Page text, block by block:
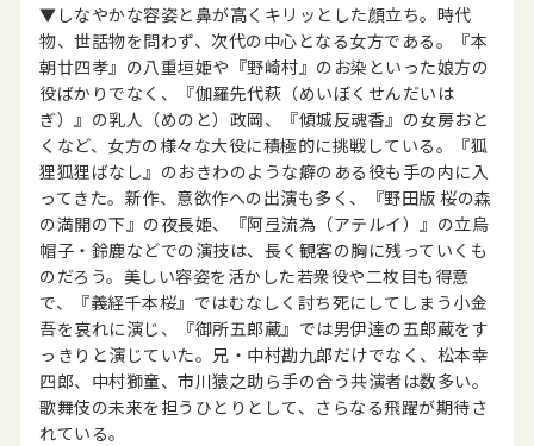
▼しなやかな容姿と鼻が高くキリッとした顔立ち。時代
物、世話物を問わず、次代の中心となる女方である。『本
朝廿四孝』の八重垣姫や『野崎村』のお染といった娘方の
役ばかりでなく、『伽羅先代萩（めいぼくせんだいは
ぎ）』の乳人（めのと）政岡、『傾城反魂香』の女房おと
くなど、女方の様々な大役に積極的に挑戦している。『狐
狸狐狸ばなし』のおきわのような癖のある役も手の内に入
ってきた。新作、意欲作への出演も多く、『野田版 桜の森
の満開の下』の夜長姫、『阿弖流為（アテルイ）』の立烏
帽子・鈴鹿などでの演技は、長く観客の胸に残っていくも
のだろう。美しい容姿を活かした若衆役や二枚目も得意
で、『義経千本桜』ではむなしく討ち死にしてしまう小金
吾を哀れに演じ、『御所五郎蔵』では男伊達の五郎蔵をす
っきりと演じていた。兄・中村勘九郎だけでなく、松本幸
四郎、中村獅童、市川猿之助ら手の合う共演者は数多い。
歌舞伎の未来を担うひとりとして、さらなる飛躍が期待さ
れている。